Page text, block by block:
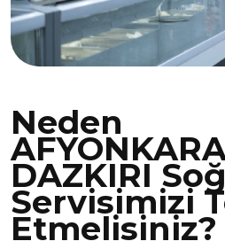
Neden
DAZKIRI
Servisimizi
Etmelisiniz?